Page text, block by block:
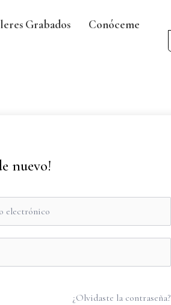
Grabados Conóceme
nuevo!
¿Olvidaste la contraseña?